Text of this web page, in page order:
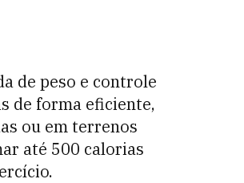
de peso e controle
de forma eficiente,
ou em terrenos
até 500 calorias